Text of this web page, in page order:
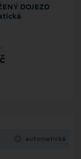
DOJEZD
automatická